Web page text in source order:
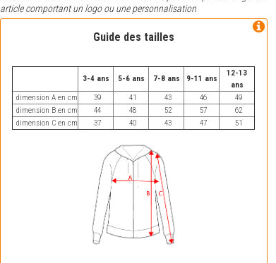
article comportant un logo ou une personnalisation
Guide des tailles
3-4 ans 5-6 ans 7-8 ans 9-11 ans
12-13
ans
dimension A en cm
39 41 43 46
49
dimension B en cm
44 48 52 57
62
dimension C en cm
37 40 43 47 51